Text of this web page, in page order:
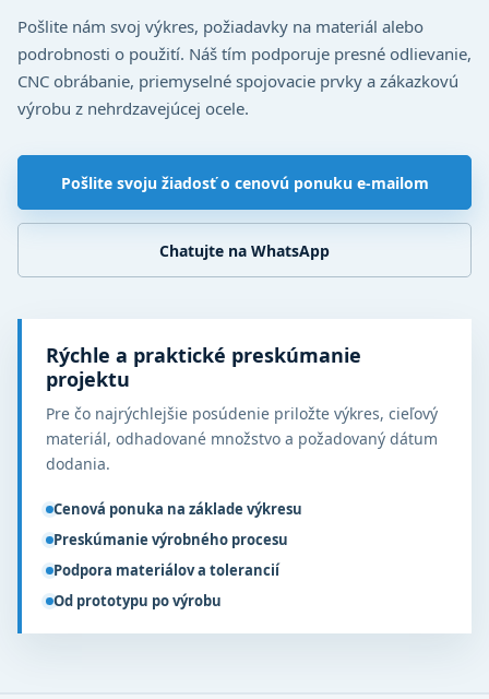
Pošlite nám svoj výkres, požiadavky na materiál alebo
podrobnosti o použití. Náš tím podporuje presné odlievanie,
CNC obrábanie, priemyselné spojovacie prvky a zákazkovú
výrobu z nehrdzavejúcej ocele.
Pošlite svoju žiadosť o cenovú ponuku e-mailom
Chatujte na WhatsApp
Rýchle a praktické preskúmanie
projektu
Pre čo najrýchlejšie posúdenie priložte výkres, cieľový
materiál, odhadované množstvo a požadovaný dátum
dodania.
Cenová ponuka na základe výkresu
Preskúmanie výrobného procesu
Podpora materiálov a tolerancií
Od prototypu po výrobu